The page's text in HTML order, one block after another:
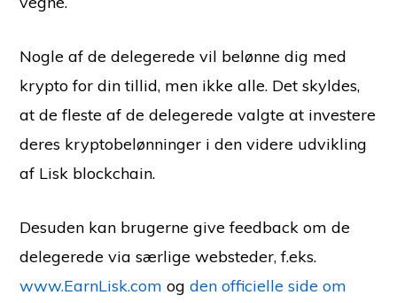
Nogle af de delegerede vil belønne dig med
krypto for din tillid, men ikke alle. Det skyldes,
at de fleste af de delegerede valgte at investere
deres kryptobelønninger i den videre udvikling
af Lisk blockchain.
Desuden kan brugerne give feedback om de
delegerede via særlige websteder, f.eks.
www.EarnLisk.com ogden officielle side om